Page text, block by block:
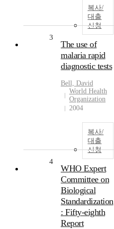
복사/
대출
신청
3
The use of
malaria rapid
diagnostic tests
Bell, David
World Health
Organization
2004
복사/
대출
신청
4
WHO Expert
Committee on
Biological
Standardization
: Fifty-eighth
Report